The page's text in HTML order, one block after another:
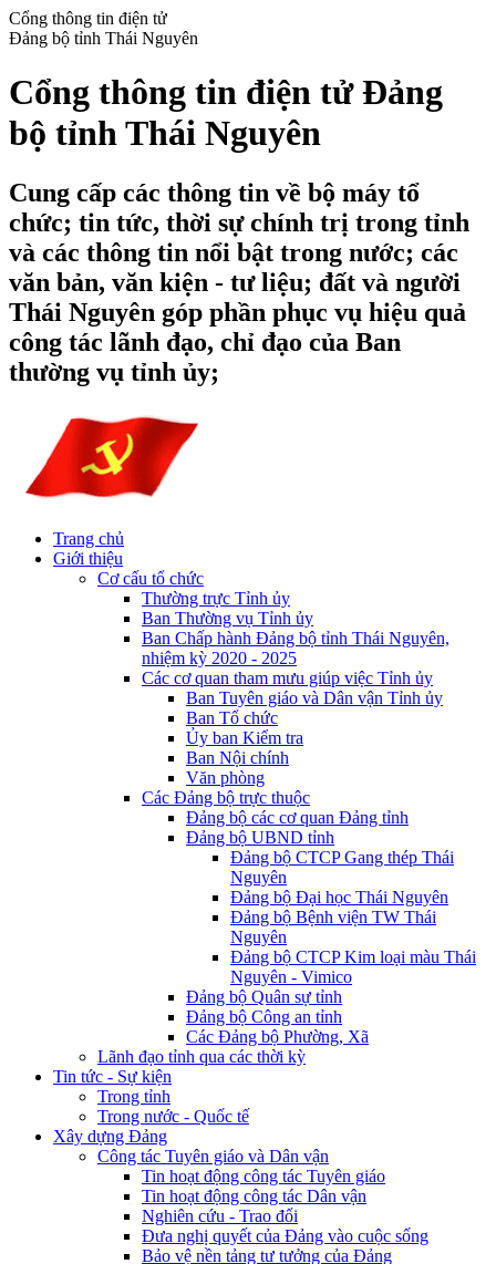
Cổng thông tin điện tử
Đảng bộ tỉnh Thái Nguyên
Cổng thông tin điện tử Đảng
bộ tỉnh Thái Nguyên
Cung cấp các thông tin về bộ máy tổ
chức; tin tức, thời sự chính trị trong tỉnh
và các thông tin nổi bật trong nước; các
văn bản, văn kiện - tư liệu; đất và người
Thái Nguyên góp phần phục vụ hiệu quả
công tác lãnh đạo, chỉ đạo của Ban
thường vụ tỉnh ủy;
Trang chủ
Giới thiệu
Cơ cấu tổ chức
Thường trực Tỉnh ủy
Ban Thường vụ Tỉnh ủy
Ban Chấp hành Đảng bộ tỉnh Thái Nguyên,
nhiệm kỳ 2020 - 2025
Các cơ quan tham mưu giúp việc Tỉnh ủy
Ban Tuyên giáo và Dân vận Tỉnh ủy
Ban Tổ chức
Ủy ban Kiểm tra
Ban Nội chính
Văn phòng
Các Đảng bộ trực thuộc
Đảng bộ các cơ quan Đảng tỉnh
Đảng bộ UBND tỉnh
Đảng bộ CTCP Gang thép Thái
Nguyên
Đảng bộ Đại học Thái Nguyên
Đảng bộ Bệnh viện TW Thái
Nguyên
Đảng bộ CTCP Kim loại màu Thái
Nguyên - Vimico
Đảng bộ Quân sự tỉnh
Đảng bộ Công an tỉnh
Các Đảng bộ Phường, Xã
Lãnh đạo tỉnh qua các thời kỳ
Tin tức - Sự kiện
Trong tỉnh
Trong nước - Quốc tế
Xây dựng Đảng
Công tác Tuyên giáo và Dân vận
Tin hoạt động công tác Tuyên giáo
Tin hoạt động công tác Dân vận
Nghiên cứu - Trao đổi
Đưa nghị quyết của Đảng vào cuộc sống
Bảo vệ nền tảng tư tưởng của Đảng